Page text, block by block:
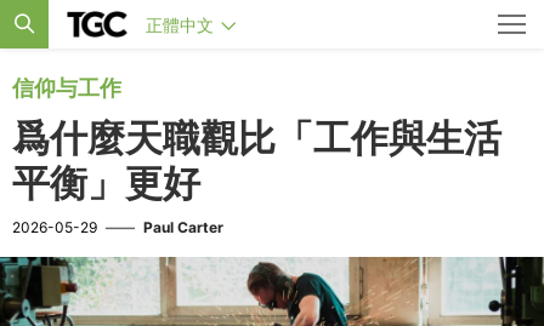
正體中文
信仰与工作
爲什麼天職觀比「工作與生活
平衡」更好
2026-05-29 —— Paul Carter